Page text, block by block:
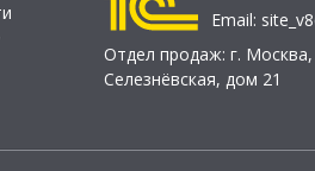
Email:
Отдел продаж: г. Москва,
Селезнёвская, дом 21